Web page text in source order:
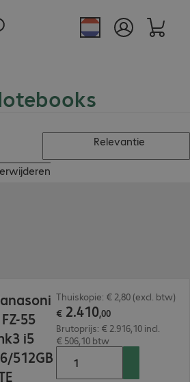
Relevantie
55
i5
512GB
Thuiskopie: € 2,80 (excl. btw)
€ 2.410,00
Brutoprijs: € 2.916,10 incl.
€ 506,10 btw